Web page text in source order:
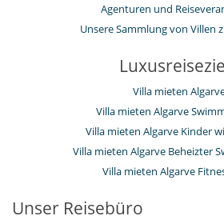
Agenturen und
Unsere Sammlung von Villen
Villa mieten
Villa mieten Algarve
Villa mieten Algarve Kinder
Villa mieten Algarve Beheizter
Villa mieten Algarve
Unser Reisebüro